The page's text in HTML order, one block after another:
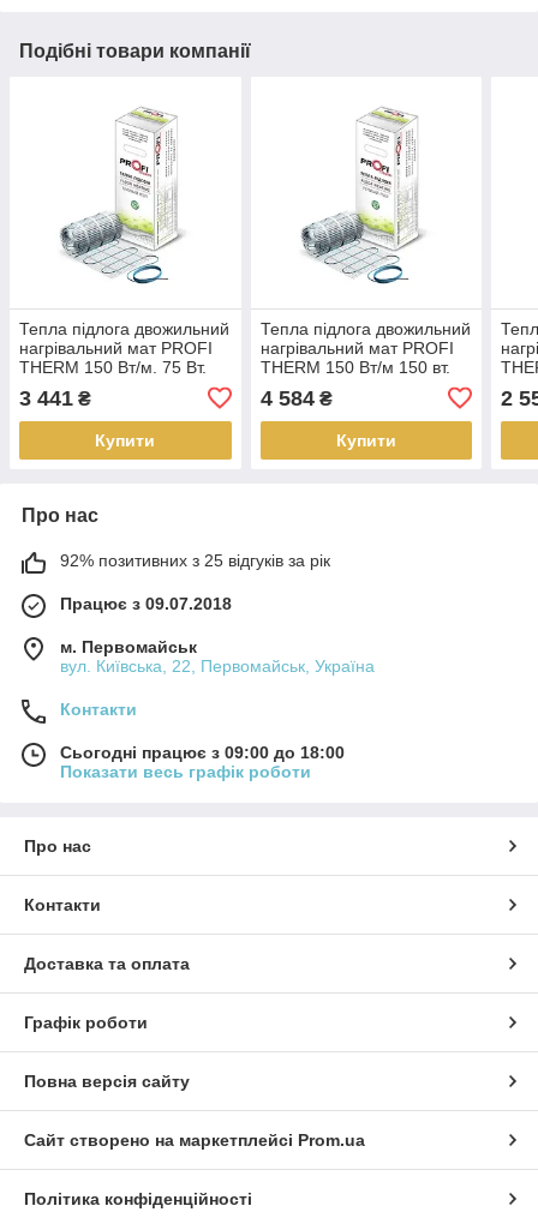
Подібні товари компанії
Тепла підлога двожильний
нагрівальний мат PROFI
THERM 150 Вт/м. 75 Вт.
3 441 ₴
Купити
Тепла підлога двожильний
нагрівальний мат PROFI
THERM 150 Вт/м 150 вт.
4 584₴
Купити
2
Про нас
92% позитивних з 25 відгуків за рік
Працює з 09.07.2018
м. Первомайськ
вул. Київська, 22, Первомайськ, Україна
Контакти
Сьогодні працює з 09:00 до 18:00
Показати весь графік роботи
Про нас
Контакти
Доставка та оплата
Графік роботи
Повна версія сайту
Сайт створено на маркетплейсі Prom.ua
Політика конфіденційності